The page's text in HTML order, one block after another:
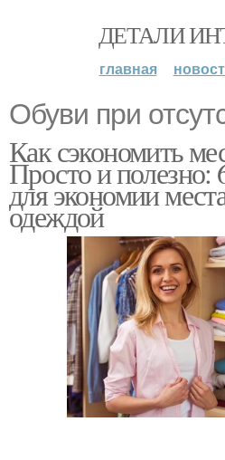
ДЕТАЛИ
главная
Обуви при
Как сэкономить
Просто и полезно:
для экономии
одеждой